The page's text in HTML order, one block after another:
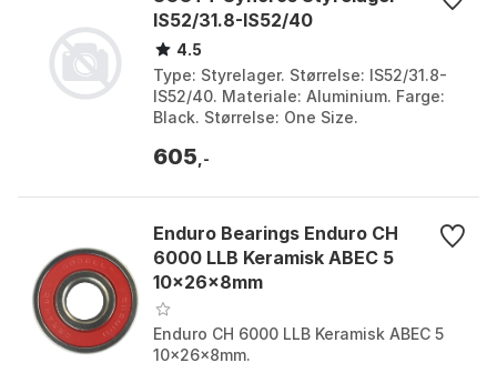
IS52/31.8-IS52/40
4.5
Type: Styrelager. Størrelse: IS52/31.8-
IS52/40. Materiale: Aluminium. Farge:
Black. Størrelse: One Size.
605 ,-
Enduro Bearings Enduro CH
6000 LLB Keramisk ABEC 5
10x26x8mm
Enduro CH 6000 LLB Keramisk ABEC 5
10x26x8mm.